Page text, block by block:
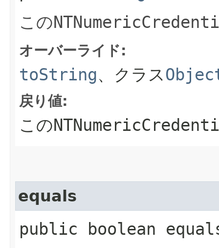
この
オーバーライド:
toString、クラス
戻り値:
この
equals
public boolean